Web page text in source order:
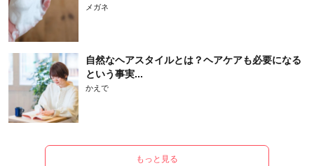
メガネ
自然なヘアスタイルとは？ヘアケアも必要になる
という事実...
かえで
もっと見る